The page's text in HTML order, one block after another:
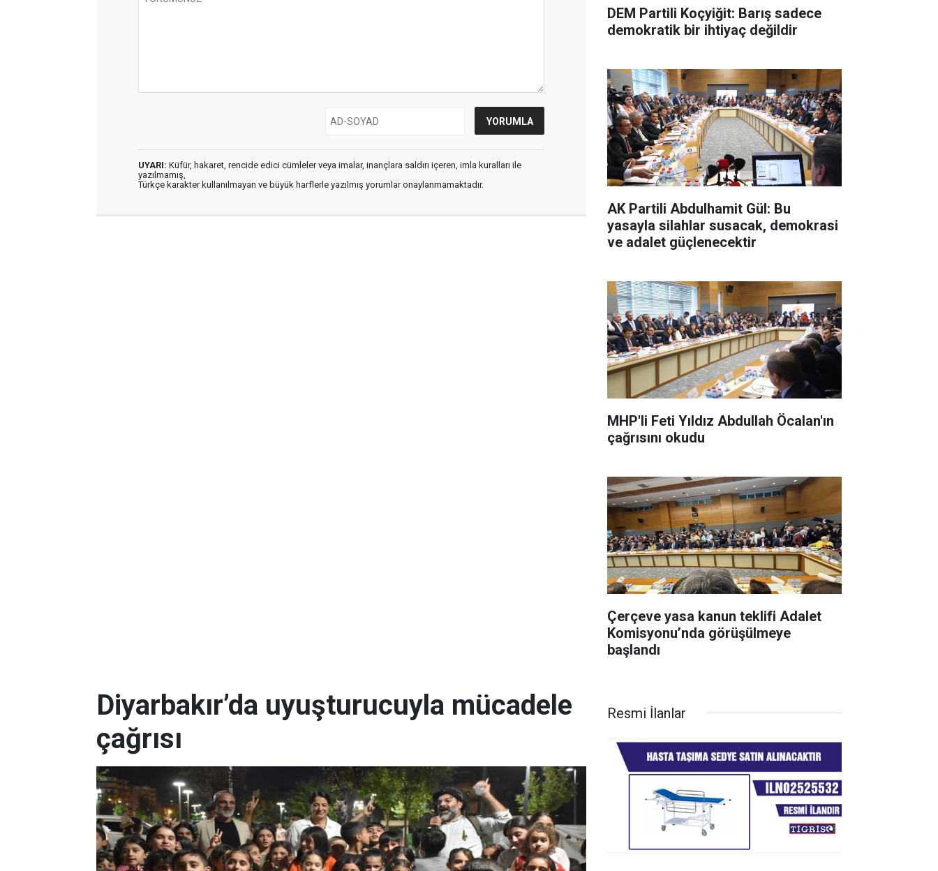
UYARI: Küfür, hakaret, rencide edici cümleler veya imalar, inançlara saldırı içeren, imla kuralları ile
yazılmamış,
Türkçe karakter kullanılmayan ve büyük harflerle yazılmış yorumlar onaylanmamaktadır.
DEM Partili Koçyiğit: Barış sadece
demokratik bir ihtiyaç değildir
AK Partili Abdulhamit Gül: Bu
yasayla silahlar susacak, demokrasi
ve adalet güçlenecektir
MHP'li Feti Yıldız Abdullah Öcalan'ın
çağrısını okudu
Çerçeve yasa kanun teklifi Adalet
Komisyonu’nda görüşülmeye
başlandı
Diyarbakır’da uyuşturucuyla mücadele
çağrısı
Resmi İlanlar